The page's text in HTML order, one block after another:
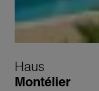
Haus
Montélier